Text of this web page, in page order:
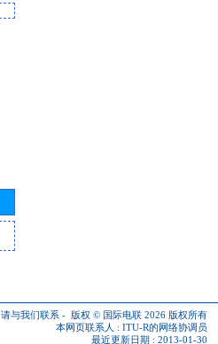
请与我们联系 - 版权 © 国际电联 2026 版权所有
本网页联系人 : ITU-R的网络协调员
最近更新日期 : 2013-01-30